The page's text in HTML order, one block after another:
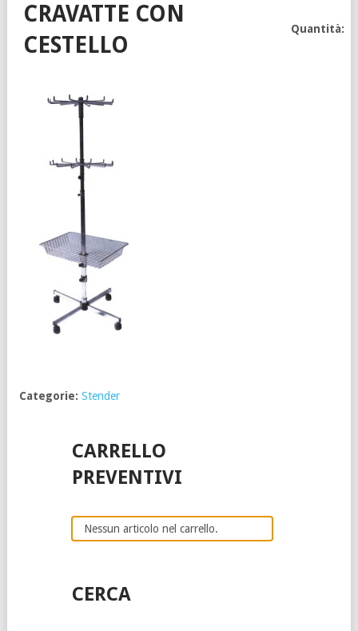
CRAVATTE CON
CESTELLO
Quantità:
Categorie: Stender
CARRELLO
PREVENTIVI
Nessun articolo nel carrello.
CERCA